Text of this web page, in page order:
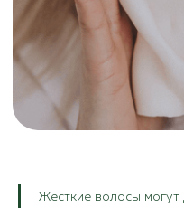
Жесткие волосы могут